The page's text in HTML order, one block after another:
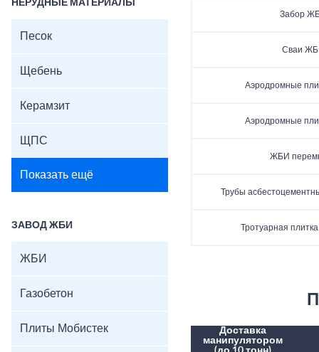
НЕРУДНЫЕ МАТЕРИАЛЫ
Песок
Щебень
Керамзит
ЩПС
Показать ещё
ЗАВОД ЖБИ
ЖБИ
Газобетон
Плиты Мобистек
Забор
Сваи
Аэродромные
Аэродромные
ЖБИ
Трубы
Тротуарная плитка
Доставка
манипулятором